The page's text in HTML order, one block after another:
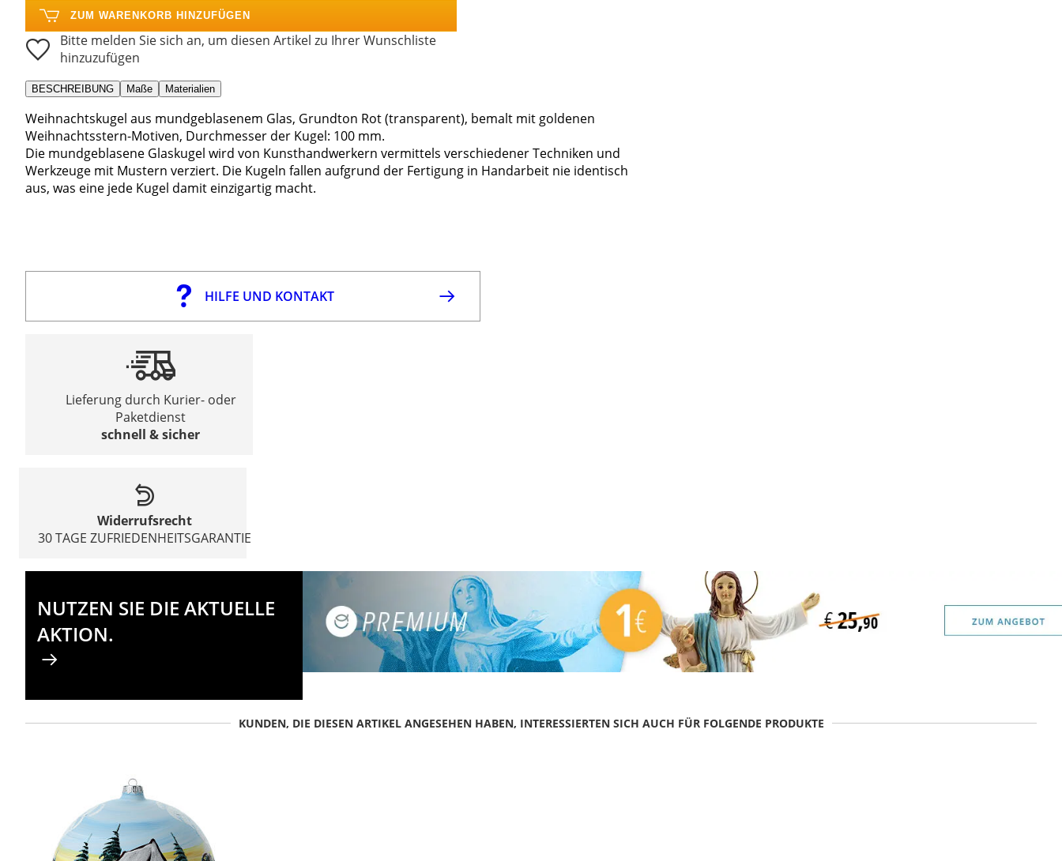
ZUM WARENKORB HINZUFÜGEN
Bitte melden Sie sich an, um diesen Artikel zu Ihrer Wunschliste
hinzuzufügen
BESCHREIBUNG Maße Materialien
Weihnachtskugel aus mundgeblasenem Glas, Grundton Rot (transparent), bemalt mit goldenen
Weihnachtsstern-Motiven, Durchmesser der Kugel: 100 mm.
Die mundgeblasene Glaskugel wird von Kunsthandwerkern vermittels verschiedener Techniken und
Werkzeuge mit Mustern verziert. Die Kugeln fallen aufgrund der Fertigung in Handarbeit nie identisch
aus, was eine jede Kugel damit einzigartig macht.
HILFE UND KONTAKT
Lieferung durch Kurier- oder
Paketdienst
schnell & sicher
Widerrufsrecht
30 TAGE ZUFRIEDENHEITSGARANTIE
NUTZEN SIE DIE AKTUELLE
AKTION.
KUNDEN, DIE DIESEN ARTIKEL ANGESEHEN HABEN, INTERESSIERTEN SICH AUCH FÜR FOLGENDE PRODUKTE